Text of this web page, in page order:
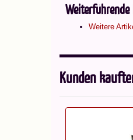
Weiterführende
Weitere
Kunden